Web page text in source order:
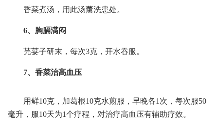
香菜煮汤，用此汤薰洗患处。
6、胸膈满闷
芫荽子研末，每次3克，开水吞服。
7、香菜治高血压
用鲜10克，加葛根10克水煎服，早晚各1次，每次服50
毫升，服10天为1个疗程，对治疗高血压有辅助疗效。